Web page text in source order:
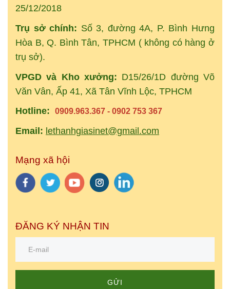
25/12/2018
Trụ sở chính: Số 3, đường 4A, P. Bình Hưng
Hòa B, Q. Bình Tân, TPHCM ( không có hàng ở
trụ sở).
VPGD và Kho xưởng: D15/26/1D đường Võ
Văn Vân, Ấp 41, Xã Tân Vĩnh Lộc, TPHCM
Hotline: 0909.963.367 - 0902 753 367
Email: lethanhgiasinet@gmail.com
Mạng xã hội
ĐĂNG KÝ NHẬN TIN
GỬI